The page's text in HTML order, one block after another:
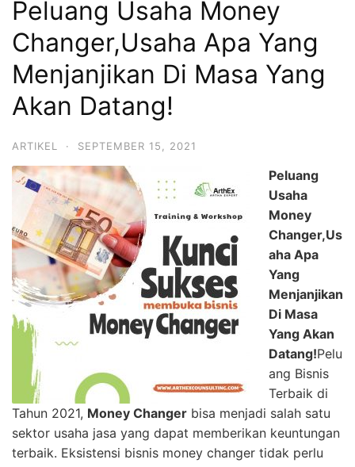
Peluang Usaha Money
Changer,Usaha Apa Yang
Menjanjikan Di Masa Yang
Akan Datang!
ARTIKEL · SEPTEMBER 15, 2021
Peluang
Usaha
Money
Changer,Us
aha Apa
Yang
Menjanjikan
Di Masa
Yang Akan
Datang!Pelu
ang Bisnis
Terbaik di
Tahun 2021, Money Changer bisa menjadi salah satu
sektor usaha jasa yang dapat memberikan keuntungan
terbaik. Eksistensi bisnis money changer tidak perlu